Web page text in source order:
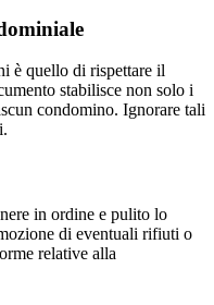
è quello di rispettare il
stabilisce non solo i
condomino. Ignorare tali
in ordine e pulito lo
di eventuali rifiuti o
relative alla